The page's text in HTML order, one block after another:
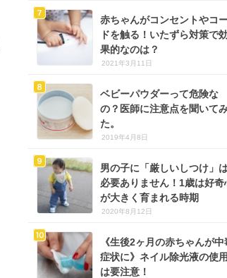
赤ちゃんがコンセントやコ
ドを触る！いたずら対策で
果的なのは？
2021年3月11日
ベビーパウダーって危険な
の？医師に注意点を聞いて
た。
2019年4月8日
男の子に「厳しいしつけ」
必要ありません！1歳は好奇
が大きく育まれる時期
2020年8月12日
《生後2ヶ月の赤ちゃんが中
症状に》ネイル除光液の使用
は要注意！